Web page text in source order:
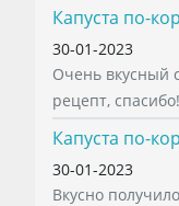
Капуста по-
30-01-2023
Очень вкусный
рецепт,
Капуста по-
30-01-2023
Вкусно